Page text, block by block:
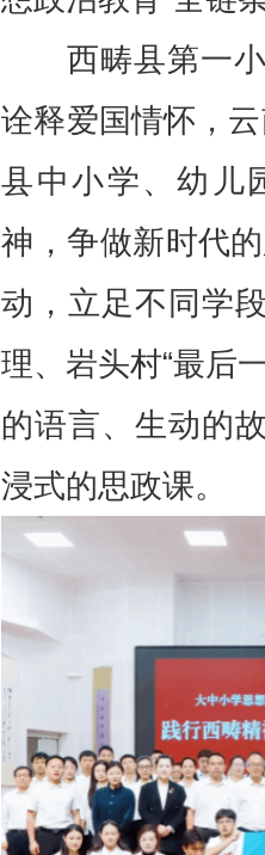
西畴县第一
诠释爱国情怀，
县中小学、幼儿
神，争做新时代
动，立足不同学
理、岩头村“最后
的语言、生动的
浸式的思政课。